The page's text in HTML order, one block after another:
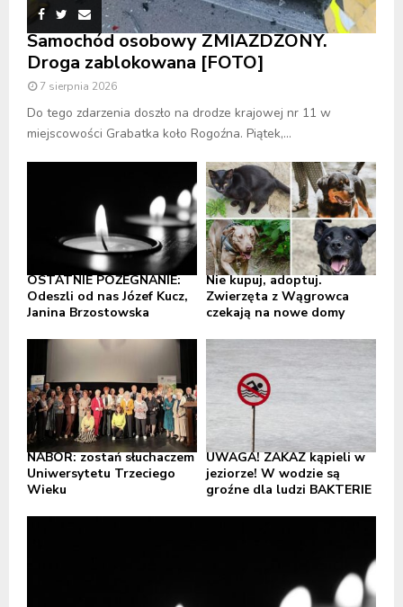
Samochód osobowy ZMIAŻDŻONY.
Droga zablokowana [FOTO]
7 sierpnia 2026
Do tego zdarzenia doszło na drodze krajowej nr 11 w
miejscowości Grabatka koło Rogoźna. Piątek,...
OSTATNIE POŻEGNANIE:
Odeszli od nas Józef Kucz,
Janina Brzostowska
Nie kupuj, adoptuj.
Zwierzęta z Wągrowca
czekają na nowe domy
NABÓR: zostań słuchaczem
Uniwersytetu Trzeciego
Wieku
UWAGA! ZAKAZ kąpieli w
jeziorze! W wodzie są
groźne dla ludzi BAKTERIE